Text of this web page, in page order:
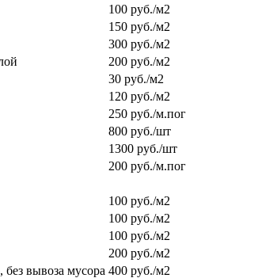
100 руб./м2
150 руб./м2
300 руб./м2
200 руб./м2
30 руб./м2
120 руб./м2
250 руб./м.пог
800 руб./шт
1300 руб./шт
200 руб./м.пог
100 руб./м2
100 руб./м2
100 руб./м2
200 руб./м2
вывоза мусора 400 руб./м2